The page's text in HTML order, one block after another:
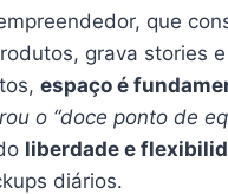
que
grava stories
espaço é
o “doce ponto de
liberdade e
diários.